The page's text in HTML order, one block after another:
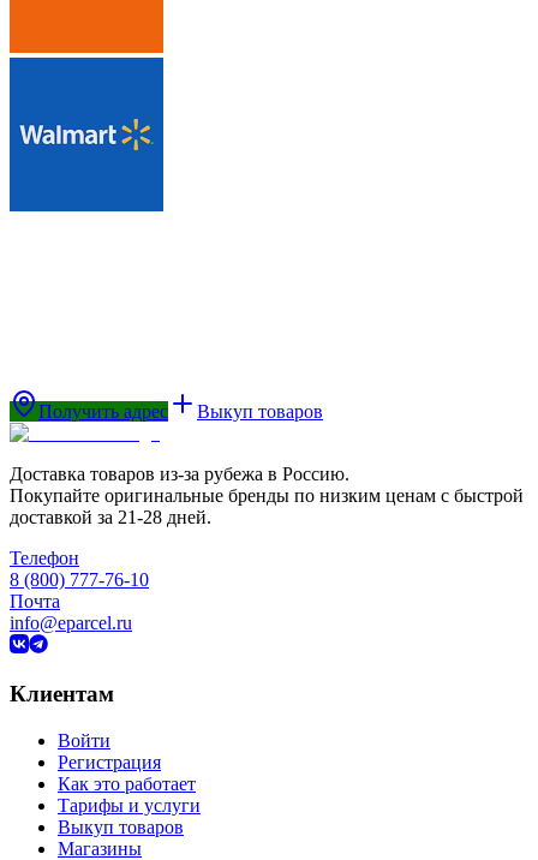
Получить адрес Выкуп товаров
Доставка товаров из-за рубежа в Россию.
Покупайте оригинальные бренды по низким ценам с быстрой
доставкой за 21-28 дней.
Телефон
8 (800) 777-76-10
Почта
info@eparcel.ru
Клиентам
Войти
Регистрация
Как это работает
Тарифы и услуги
Выкуп товаров
Магазины